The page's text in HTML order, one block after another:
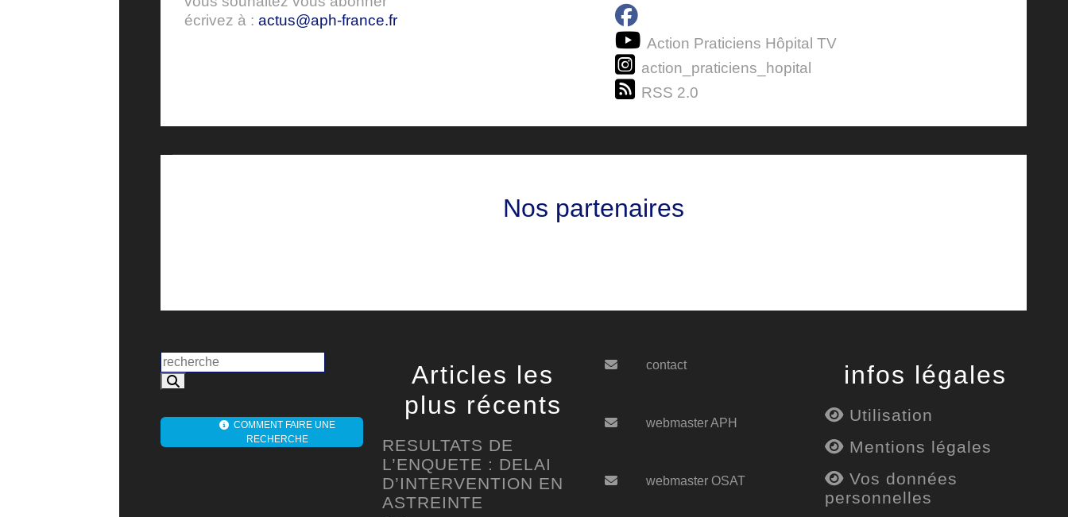
écrivez à : actus@aph-france.fr
Action Praticiens Hôpital TV
action_praticiens_hopital
RSS 2.0
Nos partenaires
COMMENT FAIRE UNE
RECHERCHE
Articles les
plus récents
RESULTATS DE
L’ENQUETE : DELAI
D’INTERVENTION EN
ASTREINTE
contact
webmaster APH
webmaster OSAT
infos légales
Utilisation
Mentions légales
Vos données
personnelles